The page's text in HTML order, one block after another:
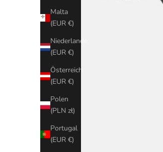
Malta
(EUR €)
Niederlande
(EUR €)
Österreich
(EUR €)
Polen
(PLN zł)
Portugal
(EUR €)